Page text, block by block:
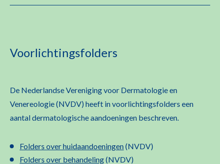
Voorlichtingsfolders
De Nederlandse Vereniging voor Dermatologie en
Venereologie (NVDV) heeft in voorlichtingsfolders een
aantal dermatologische aandoeningen beschreven.
Folders over huidaandoeningen(NVDV)
Folders over behandeling(NVDV)